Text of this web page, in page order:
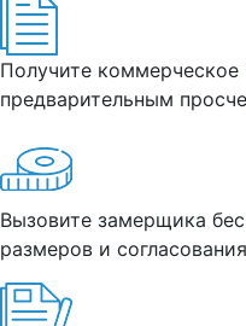
Получите
предварительным
Вызовите замерщика
размеров и